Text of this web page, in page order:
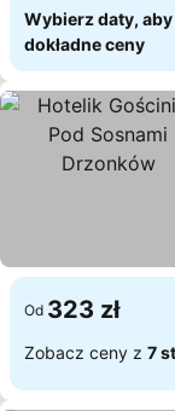
Wybierz daty,
dokładne ceny
Od 323 zł
Zobacz ceny z 7